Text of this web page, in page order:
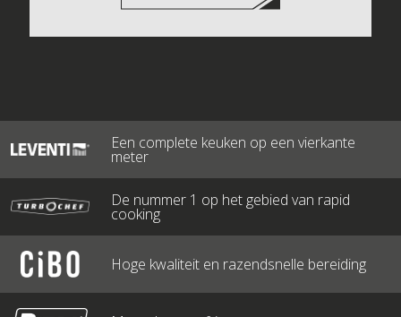
Een complete keuken op een vierkante
meter
De nummer 1 op het gebied van rapid
cooking
Hoge kwaliteit en razendsnelle bereiding